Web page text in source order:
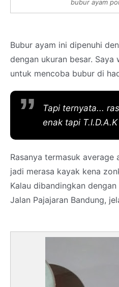
bubur ayam
Bubur ayam ini dipenuhi
dengan ukuran besar. Saya
untuk mencoba bubur di
Tapi ternyata...
enak tapi T.I.D.A.K
Rasanya termasuk average
jadi merasa kayak kena
Kalau dibandingkan
Jalan Pajajaran Bandung,